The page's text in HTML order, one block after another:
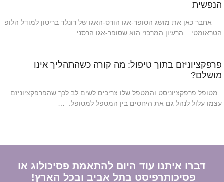
הנפשית
אחבר כאן את מושג הסופר-אגו הורס-האגו של רונלד בריטון למודל הלופ
הטראומטי. הרעיון המרכזי הוא שסופר-אגו הרסני…
פרפקציוניזם בתוך טיפול: מה קורה כשהתהליך אינו
מושלם?
מטופל פרפקציוניסט והמטפל שלו צריכים לשים לב לכך שהפרפקציוניזם
עצמו עלול לנהל גם את היחסים בין המטפל למטופל. …
דברו איתנו עוד היום להתאמת פסיכולוג או
פסיכותרפיסט בתל אביב ובכל הארץ!